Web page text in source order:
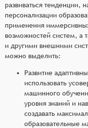
развиваться тенденции,
персонализации
применения
возможностей систем, а
и другими внешними
можно выделить:
Развитие
использовать
машинного
уровня знаний и
создавать
образовательные